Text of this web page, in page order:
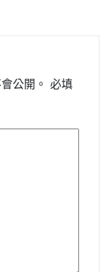
公開。 必填